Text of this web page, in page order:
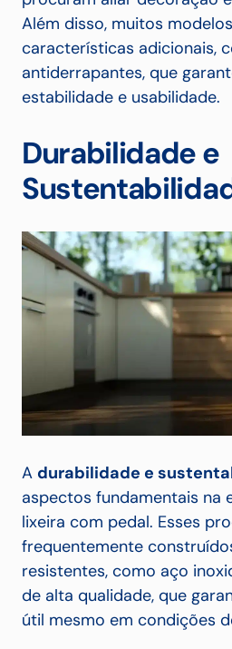
Além disso, muitos
características adicionais,
antiderrapantes, que
estabilidade e usabilidade.
Durabilidade e
A durabilidade e
aspectos fundamentais na
lixeira com pedal. Esses
frequentemente
resistentes, como aço
de alta qualidade, que
útil mesmo em condições